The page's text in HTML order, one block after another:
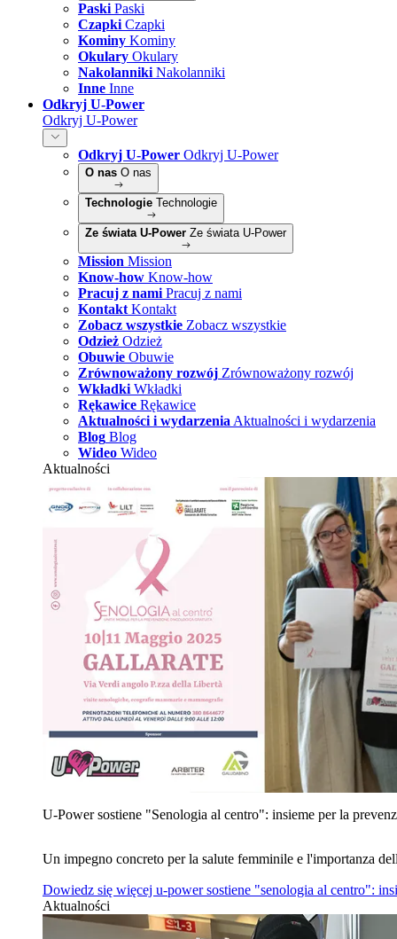
Paski Paski
Czapki Czapki
Kominy Kominy
Okulary Okulary
Nakolanniki Nakolanniki
Inne Inne
Odkryj U-Power
Odkryj U-Power
Odkryj U-Power Odkryj U-Power
O nas O nas
Technologie Technologie
Ze świata U-Power Ze świata U-Power
Mission Mission
Know-how Know-how
Pracuj z nami Pracuj z nami
Kontakt Kontakt
Zobacz wszystkie Zobacz wszystkie
Odzież Odzież
Obuwie Obuwie
Zrównoważony rozwój Zrównoważony rozwój
Wkładki Wkładki
Rękawice Rękawice
Aktualności i wydarzenia Aktualności i wydarzenia
Blog Blog
Wideo Wideo
Aktualności
U‑Power sostiene "Senologia al centro": insieme per la
Un impegno concreto per la salute femminile e l'importanza
Dowiedz się więcej u‑power sostiene "senologia al centro":
Aktualności